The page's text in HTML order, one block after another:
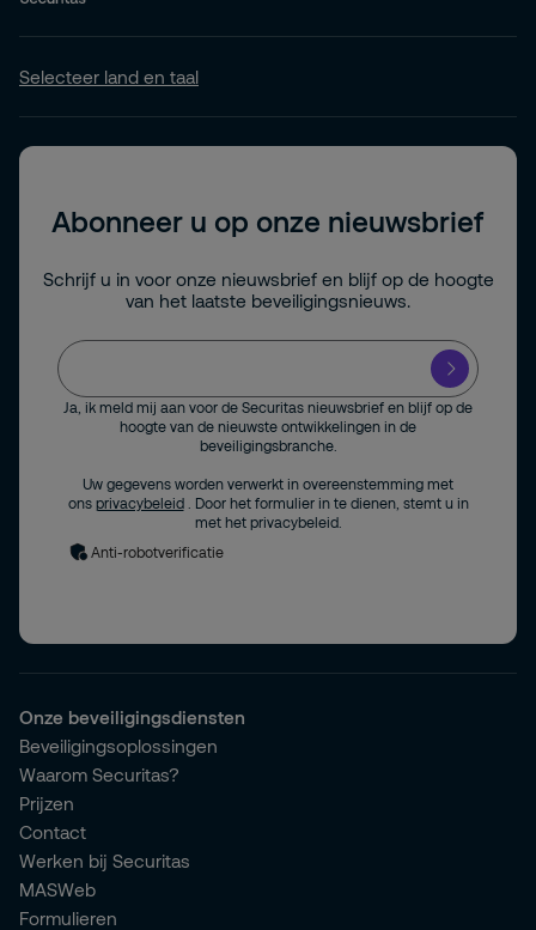
Selecteer land en taal
Abonneer u op onze nieuwsbrief
Schrijf u in voor onze nieuwsbrief en blijf op de hoogte
van het laatste beveiligingsnieuws.
Ja, ik meld mij aan voor de Securitas nieuwsbrief en blijf op de
hoogte van de nieuwste ontwikkelingen in de
beveiligingsbranche.
Uw gegevens worden verwerkt in overeenstemming met
ons privacybeleid
. Door het formulier in te dienen, stemt u in
met het privacybeleid.
Anti-robotverificatie
Onze beveiligingsdiensten
Beveiligingsoplossingen
Waarom Securitas?
Prijzen
Contact
Werken bij Securitas
MASWeb
Formulieren